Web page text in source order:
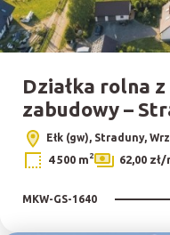
Działka rolna
zabudowy –
Ełk (gw), Straduny,
4 500 m2 62,00 zł/
MKW-GS-1640